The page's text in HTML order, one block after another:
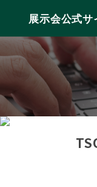
展示会公式サ